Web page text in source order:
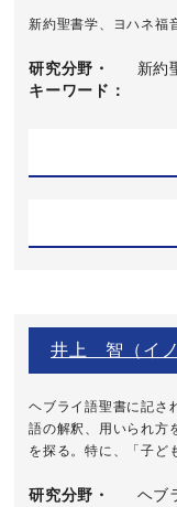
新約聖書学、ヨハネ福
研究分野・
キーワード
新約
井上 智（イ
ヘブライ語聖書に記さ
語の解釈、用いられ方
を探る。特に、「子ど
研究分野・
ヘブ